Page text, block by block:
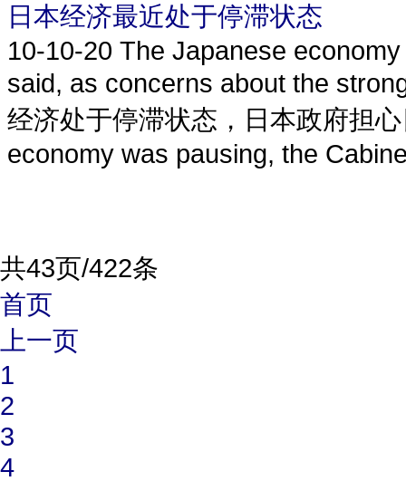
日本经济最近处于停滞状态
10-10-20 The Japanese
said, as concerns about the
经济处于停滞状态，日本政府担
economy was pausing, the
共43页/422条
首页
上一页
1
2
3
4